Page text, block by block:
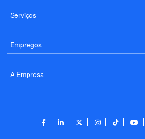
Serviços
Empregos
A Empresa